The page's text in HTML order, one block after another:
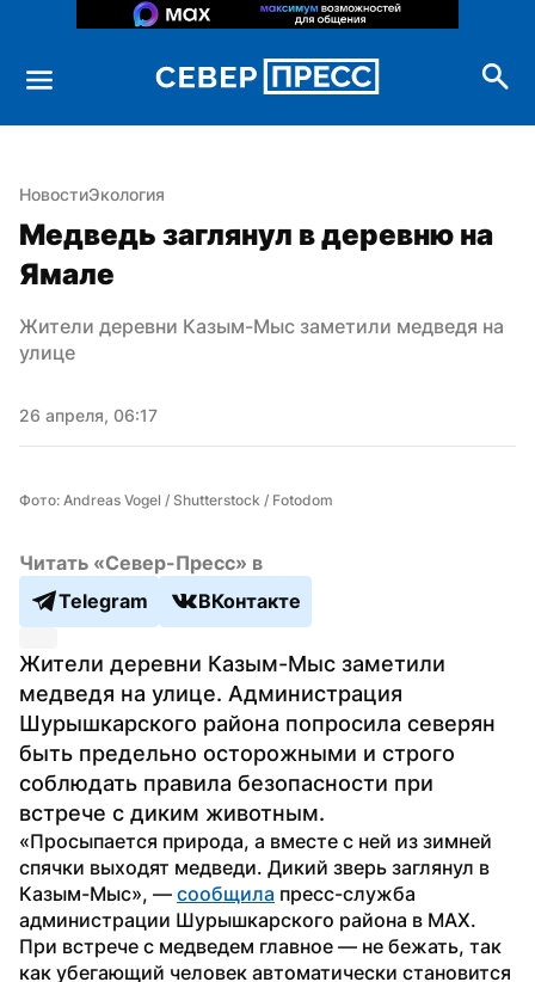
НовостиЭкология
Медведь заглянул в деревню на
Ямале
Жители деревни Казым-Мыс заметили медведя на
улице
26 апреля, 06:17
Фото: Andreas Vogel / Shutterstock / Fotodom
Читать «Север-Пресс» в
Telegram
ВКонтакте
Жители деревни Казым-Мыс заметили
медведя на улице. Администрация
Шурышкарского района попросила северян
быть предельно осторожными и строго
соблюдать правила безопасности при
встрече с диким животным.
«Просыпается природа, а вместе с ней из зимней
спячки выходят медведи. Дикий зверь заглянул в
Казым-Мыс», — сообщила пресс-служба
администрации Шурышкарского района в MAX.
При встрече с медведем главное — не бежать, так
как убегающий человек автоматически становится